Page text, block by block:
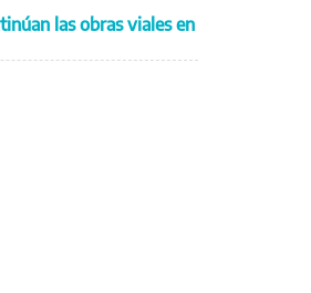
las obras viales en